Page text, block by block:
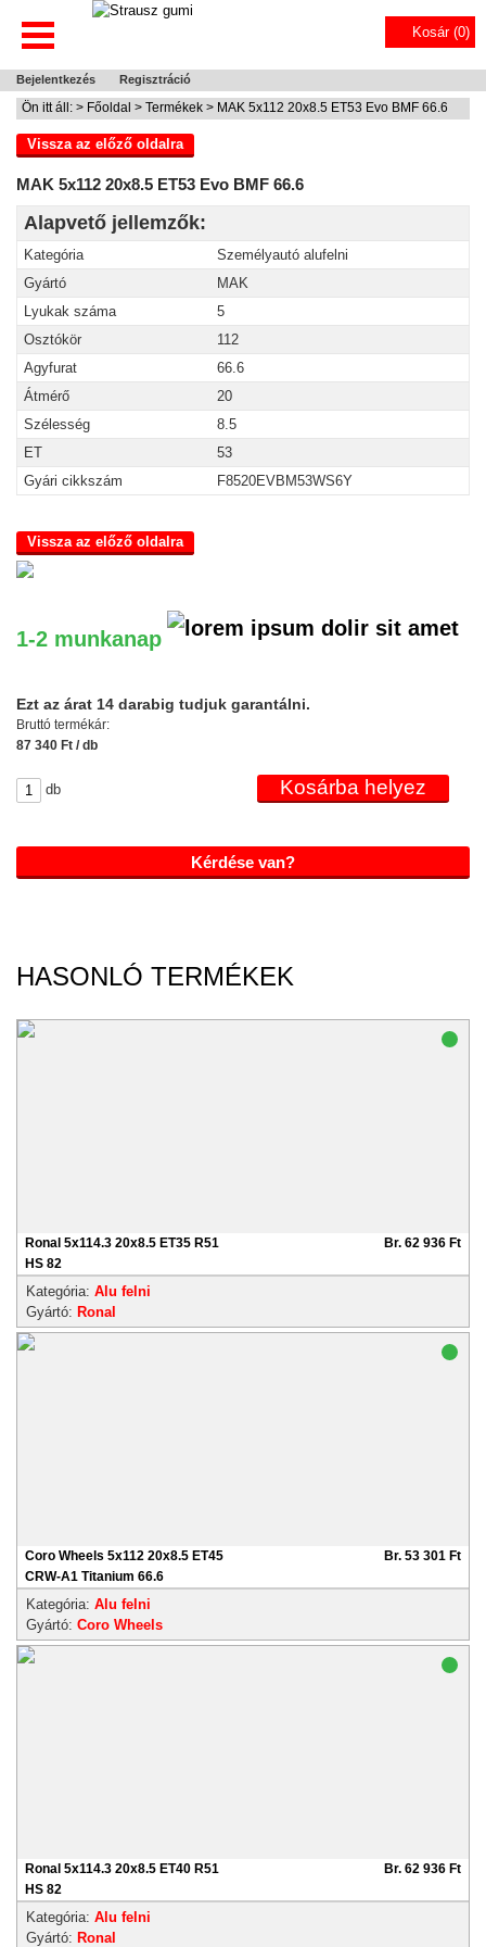
Kosár (0)
Bejelentkezés Regisztráció
Ön itt áll: > Főoldal > Termékek > MAK 5x112 20x8.5 ET53 Evo BMF 66.6
Vissza az előző oldalra
MAK 5x112 20x8.5 ET53 Evo BMF 66.6
Alapvető jellemzők:
Kategória
Személyautó alufelni
Gyártó
MAK
Lyukak száma
5
Osztókör
112
Agyfurat
66.6
Átmérő
20
Szélesség
8.5
ET
53
Gyári cikkszám
F8520EVBM53WS6Y
Vissza az előző oldalra
1-2 munkanap
Ezt az árat 14 darabig tudjuk garantálni.
Bruttó termékár:
87 340 Ft / db
db
Kérdése van?
HASONLÓ TERMÉKEK
Ronal 5x114.3 20x8.5 ET35 R51
HS 82
Br. 62 936 Ft
Kategória: Alu felni
Gyártó: Ronal
Coro Wheels 5x112 20x8.5 ET45
CRW-A1 Titanium 66.6
Br. 53 301 Ft
Kategória: Alu felni
Gyártó: Coro Wheels
Ronal 5x114.3 20x8.5 ET40 R51
HS 82
Br. 62 936 Ft
Kategória: Alu felni
Gyártó: Ronal